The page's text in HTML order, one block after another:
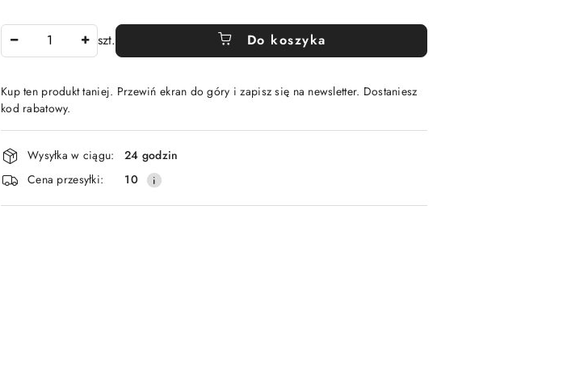
szt. Do koszyka
Kup ten produkt taniej. Przewiń ekran do góry i zapisz się na newsletter. Dostaniesz
kod rabatowy.
Dostępność
i
dostawa
Wysyłka w ciągu:
24 godzin
Cena przesyłki:
10